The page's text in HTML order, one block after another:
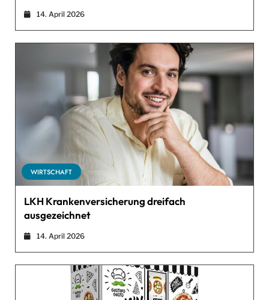
14. April 2026
WIRTSCHAFT
LKH Krankenversicherung dreifach
ausgezeichnet
14. April 2026